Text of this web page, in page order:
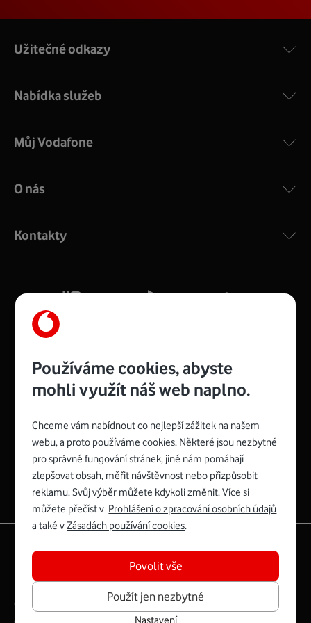
COMPAL CH7465VF
silný signál pro celou domácnost. Kompaktní rozměry 21
Více o COMPAL CH7465VF
Zyxel VMG8623-T50B:
Rozměry modemu jsou 16 x 22 x 7,5 cm (včetně stojánku)
a nabízí 4 gigabitové LAN porty a bezdrátové připojení Wi-
Fi ve verzích 802.11 b/g/n/ac pro frekvenci 2,4 GHz a
Mb/s.
Více o Zyxel VMG8623-T50B
Spojte se s Vodafonem
Užitečné odkazy
Nabídka služeb
Můj Vodafone
O nás
Kontakty
Právní­ podmí­nky
Ochrana soukromí­
Digitální odpovědnost
Ceník
Používáme cookies, abyste
mohli využít náš web naplno.
Chceme vám nabídnout co nejlepší zážitek na našem
webu, a proto používáme cookies. Některé jsou nezbytné
pro správné fungování stránek, jiné nám pomáhají
zlepšovat obsah, měřit návštěvnost nebo přizpůsobit
reklamu. Svůj výběr můžete kdykoli změnit. Více si
můžete přečíst v Prohlášení o zpracování osobních údajů
a také vZásadách používání cookies.
Použít jen nezbytné
Povolit vše
Nastavení